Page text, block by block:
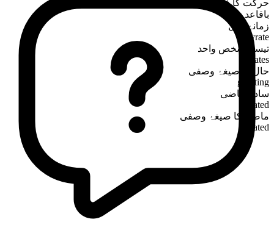
حرکت کا فعل
باقاعدہ
زمانۂ حال
gyrate
تیسرا شخص واحد
gyrates
حال کا صیغۂ وصفی
gyrating
سادہ ماضی
gyrated
ماضی کا صیغۂ وصفی
gyrated